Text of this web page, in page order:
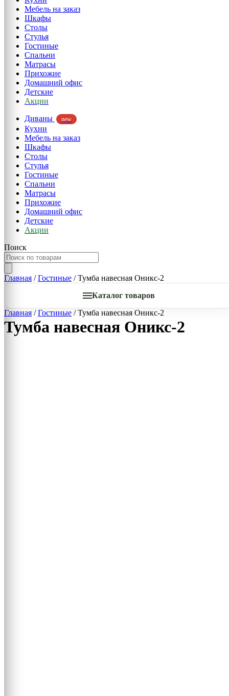
Мебель на заказ
Шкафы
Столы
Стулья
Гостиные
Спальни
Матрасы
Прихожие
Домашний офис
Детские
Акции
Диваны
new
Кухни
Мебель на заказ
Шкафы
Столы
Стулья
Гостиные
Спальни
Матрасы
Прихожие
Домашний офис
Детские
Акции
Поиск
Главная /Гостиные / Тумба навесная Оникс-2
Каталог товаров
Главная /Гостиные / Тумба навесная Оникс-2
Тумба навесная Оникс-2